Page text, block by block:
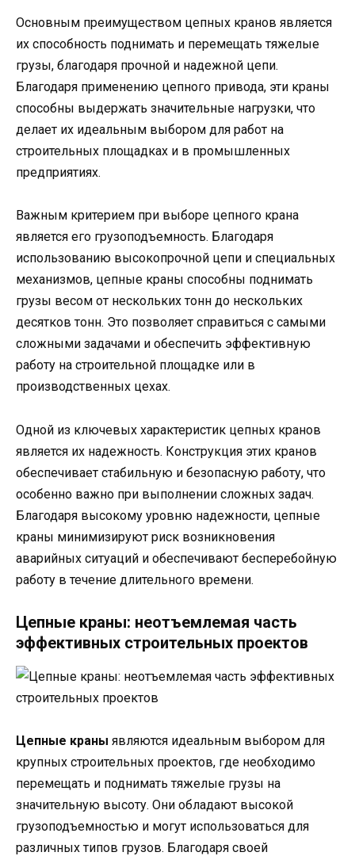
Основным преимуществом цепных кранов является
их способность поднимать и перемещать тяжелые
грузы, благодаря прочной и надежной цепи.
Благодаря применению цепного привода, эти краны
способны выдержать значительные нагрузки, что
делает их идеальным выбором для работ на
строительных площадках и в промышленных
предприятиях.
Важным критерием при выборе цепного крана
является его грузоподъемность. Благодаря
использованию высокопрочной цепи и специальных
механизмов, цепные краны способны поднимать
грузы весом от нескольких тонн до нескольких
десятков тонн. Это позволяет справиться с самыми
сложными задачами и обеспечить эффективную
работу на строительной площадке или в
производственных цехах.
Одной из ключевых характеристик цепных кранов
является их надежность. Конструкция этих кранов
обеспечивает стабильную и безопасную работу, что
особенно важно при выполнении сложных задач.
Благодаря высокому уровню надежности, цепные
краны минимизируют риск возникновения
аварийных ситуаций и обеспечивают бесперебойную
работу в течение длительного времени.
Цепные краны: неотъемлемая часть
эффективных строительных проектов
Цепные краны являются идеальным выбором для
крупных строительных проектов, где необходимо
перемещать и поднимать тяжелые грузы на
значительную высоту. Они обладают высокой
грузоподъемностью и могут использоваться для
различных типов грузов. Благодаря своей